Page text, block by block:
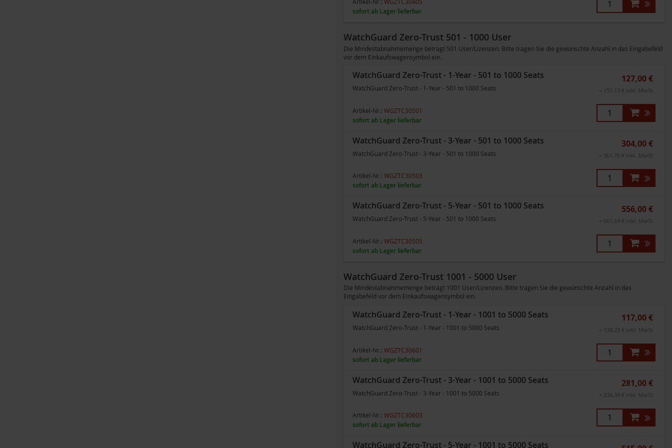
sofort ab Lager lieferbar
WatchGuard Zero-Trust 501 - 1000 User
Die Mindestabnahmemenge beträgt 501 User/Lizenzen. Bitte tragen Sie die gewünschte Anzahl in das Eingabefeld
vor dem Einkaufswagensymbol ein.
WatchGuard Zero-Trust - 1-Year - 501 to 1000 Seats
WatchGuard Zero-Trust - 1-Year - 501 to 1000 Seats
127,00 €
= 151,13 € inkl. MwSt
Artikel-Nr.: WGZTC30501
sofort ab Lager lieferbar
WatchGuard Zero-Trust - 3-Year - 501 to 1000 Seats
WatchGuard Zero-Trust - 3-Year - 501 to 1000 Seats
304,00 €
= 361,76 € inkl. MwSt
Artikel-Nr.: WGZTC30503
sofort ab Lager lieferbar
WatchGuard Zero-Trust - 5-Year - 501 to 1000 Seats
WatchGuard Zero-Trust - 5-Year - 501 to 1000 Seats
556,00 €
= 661,64 € inkl. MwSt
Artikel-Nr.: WGZTC30505
sofort ab Lager lieferbar
WatchGuard Zero-Trust 1001 - 5000 User
Die Mindestabnahmemenge beträgt 1001 User/Lizenzen. Bitte tragen Sie die gewünschte Anzahl in das
Eingabefeld vor dem Einkaufswagensymbol ein.
WatchGuard Zero-Trust - 1-Year - 1001 to 5000 Seats
WatchGuard Zero-Trust - 1-Year - 1001 to 5000 Seats
117,00 €
= 139,23 € inkl. MwSt
Artikel-Nr.: WGZTC30601
sofort ab Lager lieferbar
WatchGuard Zero-Trust - 3-Year - 1001 to 5000 Seats
WatchGuard Zero-Trust - 3-Year - 1001 to 5000 Seats
281,00 €
= 334,39 € inkl. MwSt
Artikel-Nr.: WGZTC30603
sofort ab Lager lieferbar
WatchGuard Zero-Trust - 5-Year - 1001 to 5000 Seats